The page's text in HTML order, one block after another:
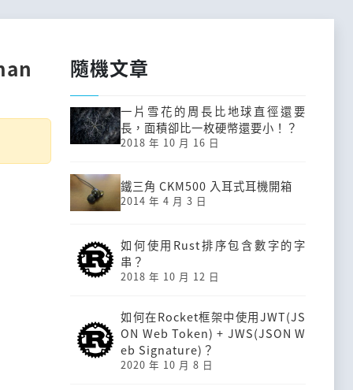
隨機文章
一片雪花的周長比地球直徑還要
長，面積卻比一枚硬幣還要小！？
2018 年 10 月 16 日
鐵三角 CKM500 入耳式耳機開箱
2014 年 4 月 3 日
如何使用Rust排序包含數字的字
串？
2018 年 10 月 12 日
如何在Rocket框架中使用JWT(JS
ON Web Token) + JWS(JSON W
eb Signature)？
2020 年 10 月 8 日